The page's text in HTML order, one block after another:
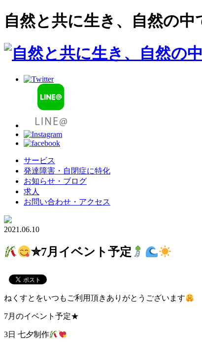
自然と共に生き、自然の
サービス
発達障害・自閉症に特化
お知らせ・ブログ
求人
お問い合わせ・アクセス
2021.06.10
✮7月イベント予定
ねくすとをいつもご利用頂きありがとうございます
7月のイベント予定★
3日 七夕制作